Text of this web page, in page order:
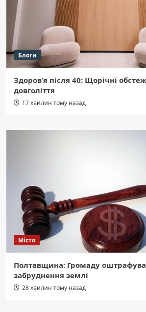
Блоги
Здоров’я після 40: Щорічні
довголіття
17 хвилин тому назад
Місто
Полтавщина: Громаду
забруднення землі
28 хвилин тому назад